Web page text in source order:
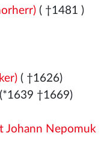
( †1481 )
( †1626)
†1669)
Johann Nepomuk